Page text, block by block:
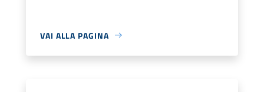
VAI ALLA PAGINA